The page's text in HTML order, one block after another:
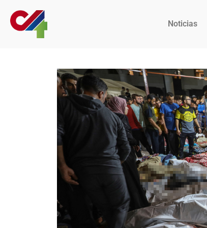
Noticias